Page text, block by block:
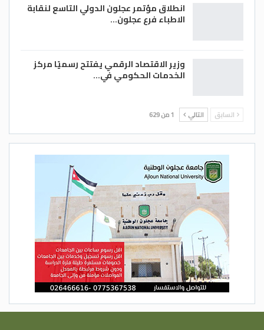
انطلاق مؤتمر عجلون الدولي التاسع لنقابة
الاطباء فرع عجلون…
وزير الاقتصاد الرقمي يفتتح رسميًا مركز
الخدمات الحكومي في…
السابق التالي 1 من 629